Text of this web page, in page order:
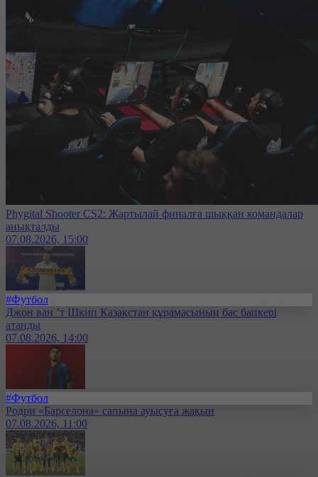
Phygital Shooter CS2: Жартылай финалға шыққан командалар
анықталды
07.08.2026, 15:00
#Футбол
Джон ван ’т Шкип Қазақстан құрамасының бас бапкері
атанды
07.08.2026, 14:00
#Футбол
Родри «Барселона» сапына ауысуға жақын
07.08.2026, 11:00